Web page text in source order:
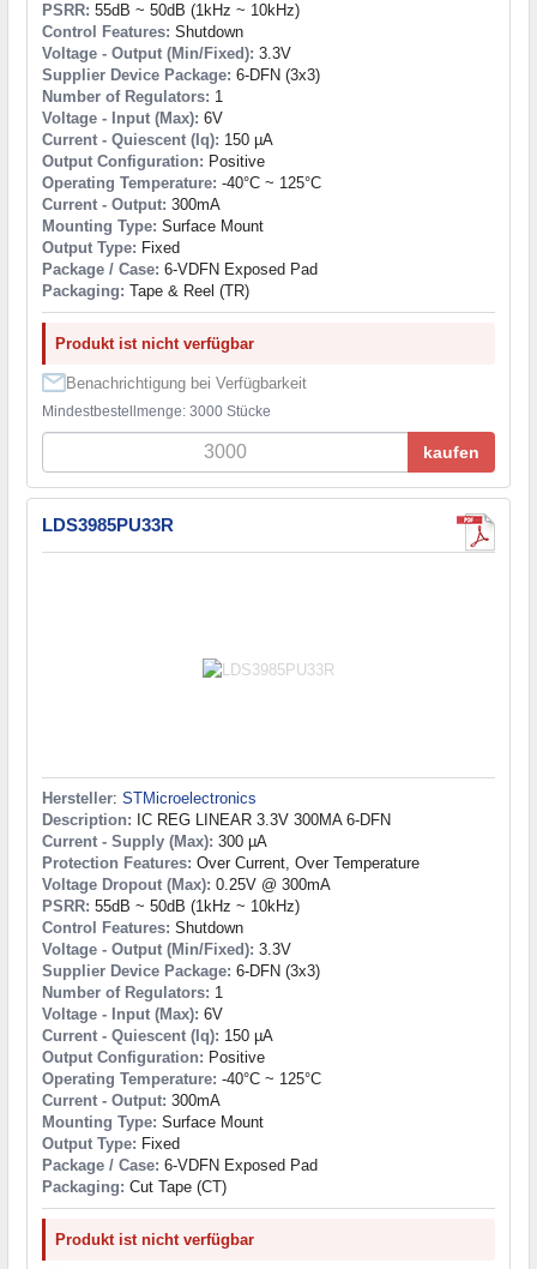
PSRR: 55dB ~ 50dB (1kHz ~ 10kHz)
Control Features: Shutdown
Voltage - Output (Min/Fixed): 3.3V
Supplier Device Package: 6-DFN (3x3)
Number of Regulators: 1
Voltage - Input (Max): 6V
Current - Quiescent (Iq): 150 µA
Output Configuration: Positive
Operating Temperature: -40°C ~ 125°C
Current - Output: 300mA
Mounting Type: Surface Mount
Output Type: Fixed
Package / Case: 6-VDFN Exposed Pad
Packaging: Tape & Reel (TR)
Produkt ist nicht verfügbar
Benachrichtigung bei Verfügbarkeit
Mindestbestellmenge: 3000 Stücke
kaufen
LDS3985PU33R
Hersteller: STMicroelectronics
Description: IC REG LINEAR 3.3V 300MA 6-DFN
Current - Supply (Max): 300 µA
Protection Features: Over Current, Over Temperature
Voltage Dropout (Max): 0.25V @ 300mA
PSRR: 55dB ~ 50dB (1kHz ~ 10kHz)
Control Features: Shutdown
Voltage - Output (Min/Fixed): 3.3V
Supplier Device Package: 6-DFN (3x3)
Number of Regulators: 1
Voltage - Input (Max): 6V
Current - Quiescent (Iq): 150 µA
Output Configuration: Positive
Operating Temperature: -40°C ~ 125°C
Current - Output: 300mA
Mounting Type: Surface Mount
Output Type: Fixed
Package / Case: 6-VDFN Exposed Pad
Packaging: Cut Tape (CT)
Produkt ist nicht verfügbar